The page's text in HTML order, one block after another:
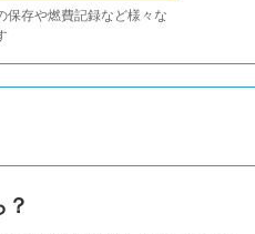
保存や燃費記録など様々な